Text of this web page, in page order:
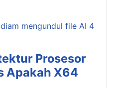
Prosesor
Apakah X64